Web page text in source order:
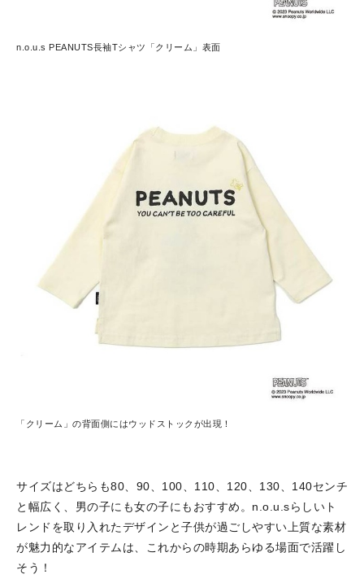
n.o.u.s PEANUTS長袖Tシャツ「クリーム」表面
「クリーム」の背面側にはウッドストックが出現！
サイズはどちらも80、90、100、110、120、130、140センチ
と幅広く、男の子にも女の子にもおすすめ。n.o.u.sらしいト
レンドを取り入れたデザインと子供が過ごしやすい上質な素材
が魅力的なアイテムは、これからの時期あらゆる場面で活躍し
そう！